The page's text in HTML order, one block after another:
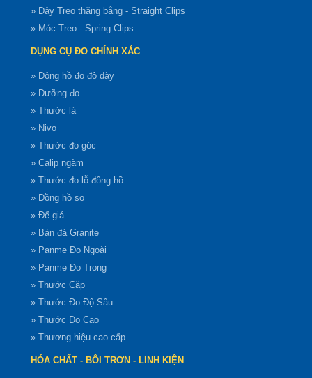
» Dây Treo thăng bằng - Straight Clips
» Móc Treo - Spring Clips
DỤNG CỤ ĐO CHÍNH XÁC
» Đông hồ đo độ dày
» Dưỡng đo
» Thước lá
» Nivo
» Thước đo góc
» Calip ngàm
» Thước đo lỗ đồng hồ
» Đồng hồ so
» Đế giá
» Bàn đá Granite
» Panme Đo Ngoài
» Panme Đo Trong
» Thước Cặp
» Thước Đo Độ Sâu
» Thước Đo Cao
» Thương hiệu cao cấp
HÓA CHẤT - BÔI TRƠN - LINH KIỆN